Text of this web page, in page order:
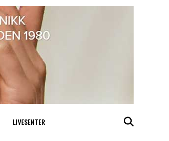
LIVESENTER